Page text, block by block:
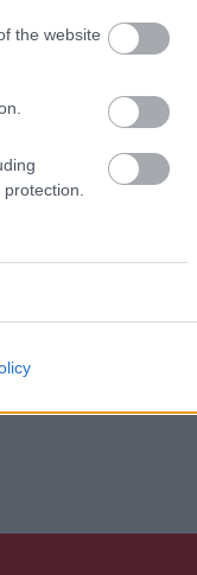
the website